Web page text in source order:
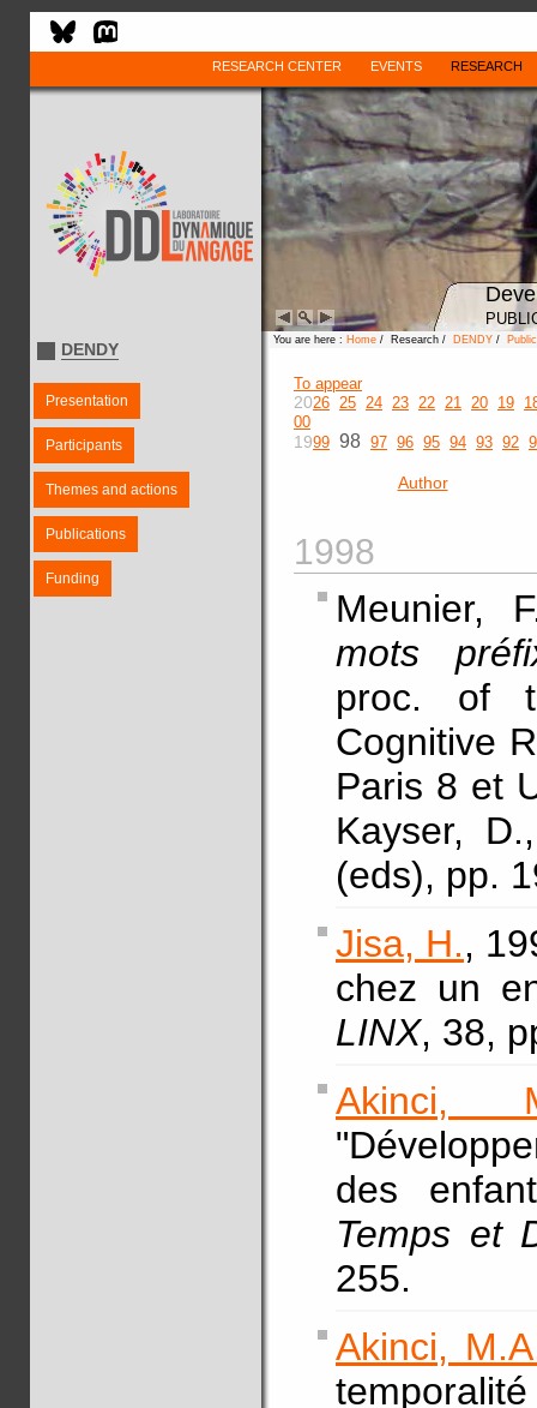
RESEARCH CENTER EVENTS RESEARCH
DENDY
Presentation
Participants
Themes and actions
Publications
Funding
You are here : Home / Research / DENDY /
To appear
2026 25 24 23 22 21 20 19
00
1999 98 97 96 95 94 93 92
Author
1998
Meunier,
mots
proc. of
Cognitive
Paris 8 et
Kayser,
(eds), pp.
Jisa, H.,
chez un
LINX, 38,
Akinci,
des
Temps et
255.
Akinci,